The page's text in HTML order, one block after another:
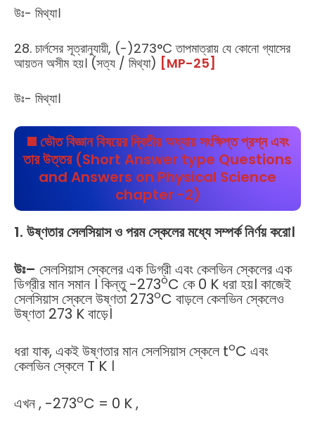
উঃ- মিথ্যা।
28. চার্লসের সূত্রানুযায়ী, (-)273°C তাপমাত্রায় যে কোনো গ্যাসের
আয়তন অসীম হয়। (সত্য / মিথ্যা) [MP-25]
উঃ- মিথ্যা।
◼️ ভৌত বিজ্ঞান বিষয়েরদ্বিতীয় অধ্যায়সংক্ষিপ্ত প্রশ্ন এবং
তার উত্তর (Short Answer type Questions
and Answers on Physical Science
chapter -2)
1. উষ্ণতার সেলসিয়াস ও পরম স্কেলের মধ্যে সম্পর্ক নির্ণয় করো।
উঃ– সেলসিয়াস স্কেলের এক ডিগ্রী এবং কেলভিন স্কেলের এক
ডিগ্রীর মান সমান । কিন্তু -273oC কে 0 K ধরা হয়। কাজেই
সেলসিয়াস স্কেলে উষ্ণতা 273oC বাড়লে কেলভিন স্কেলেও
উষ্ণতা 273 K বাড়ে।
ধরা যাক, একই উষ্ণতার মান সেলসিয়াস স্কেলে toC এবং
কেলভিন স্কেলে T K ।
এখন , -273oC = 0 K ,